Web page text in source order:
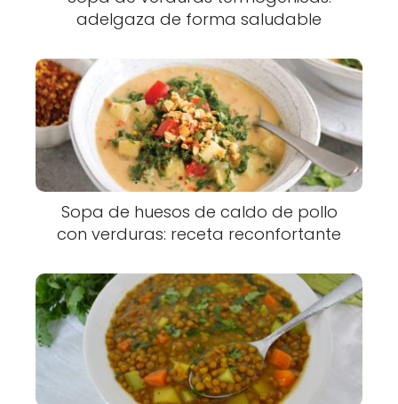
adelgaza de forma saludable
Sopa de huesos de caldo de pollo
con verduras: receta reconfortante